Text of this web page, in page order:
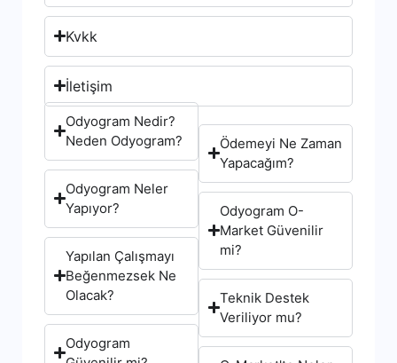
Kvkk
İletişim
Odyogram Nedir?
Neden Odyogram?
Odyogram Neler
Yapıyor?
Yapılan Çalışmayı
Beğenmezsek Ne
Olacak?
Odyogram
Ödemeyi Ne Zaman
Yapacağım?
Odyogram O-
Market Güvenilir
mi?
Teknik Destek
Veriliyor mu?